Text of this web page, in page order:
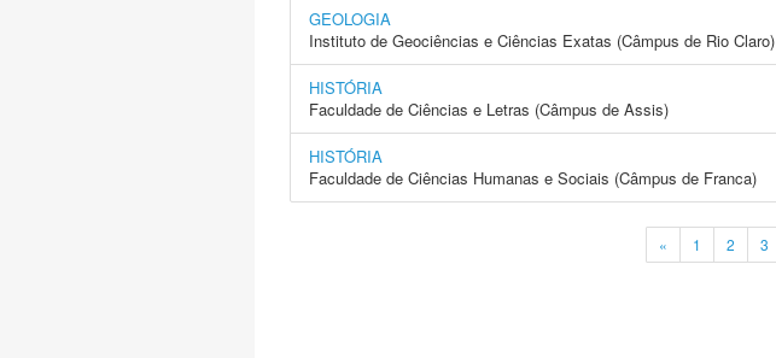
GEOLOGIA
Instituto de Geociências e Ciências Exatas (Câmpus de Rio Claro)
HISTÓRIA
Faculdade de Ciências e Letras (Câmpus de Assis)
HISTÓRIA
Faculdade de Ciências Humanas e Sociais (Câmpus de Franca)
« 1 2 3